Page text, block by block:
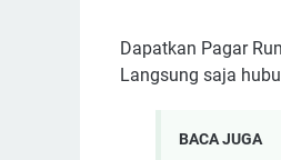
Dapatkan Pagar
Langsung saja
BACA JUGA